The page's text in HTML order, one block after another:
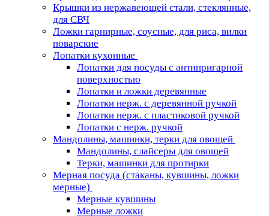
Крышки из нержавеющей стали, стеклянные,
для СВЧ
Ложки гарнирные, соусные, для риса, вилки
поварские
Лопатки кухонные
Лопатки для посуды с антипригарной
поверхностью
Лопатки и ложки деревянные
Лопатки нерж. с деревянной ручкой
Лопатки нерж. с пластиковой ручкой
Лопатки с нерж. ручкой
Мандолины, машинки, терки для овощей
Мандолины, слайсеры для овощей
Терки, машинки для протирки
Мерная посуда (стаканы, кувшины, ложки
мерные)
Мерные кувшины
Мерные ложки